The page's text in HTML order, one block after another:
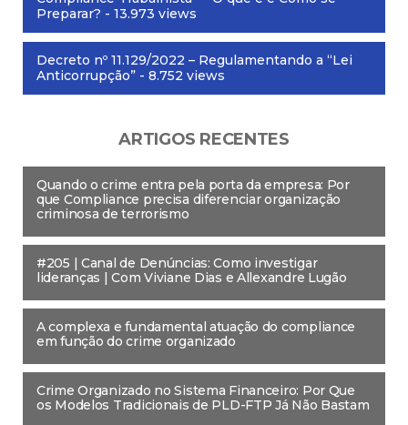
Preparar? - 13.973 views
Decreto nº 11.129/2022 – Regulamentando a “Lei
Anticorrupção” - 8.752 views
ARTIGOS RECENTES
Quando o crime entra pela porta da empresa: Por
que Compliance precisa diferenciar organização
criminosa de terrorismo
#205 | Canal de Denúncias: Como investigar
lideranças | Com Viviane Dias e Allexandre Lugão
A complexa e fundamental atuação do compliance
em função do crime organizado
Crime Organizado no Sistema Financeiro: Por Que
os Modelos Tradicionais de PLD-FTP Já Não Bastam